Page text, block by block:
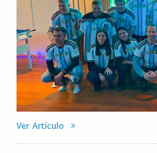
Ver Artículo